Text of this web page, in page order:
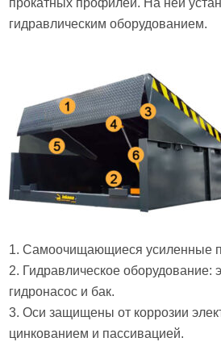
гидравлическим оборудованием.
1. Самоочищающиеся усиленные
2. Гидравлическое оборудование:
гидронасос и бак.
3. Оси защищены от коррозии
цинкованием и пассивацией.